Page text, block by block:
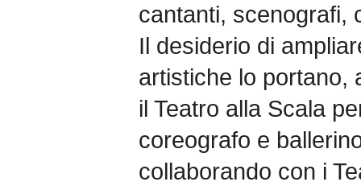
cantanti, scenografi,
Il desiderio di
artistiche lo portano,
il Teatro alla Scala
coreografo e
collaborando con i